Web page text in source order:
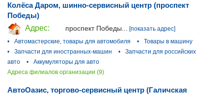
Колёса Даром, шинно-сервисный центр (проспект
Победы)
Адрес:
проспект Победы...
[показать адрес]
•
Автомастерские, товары для автомобиля •
Товары в машину
•
Запчасти для иностранных-машин •
Запчасти для российских
авто
•
Аккумуляторы для авто
Адреса филиалов организации (9)
АвтоОазис, торгово-сервисный центр (Галичская